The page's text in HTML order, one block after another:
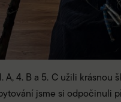
A, 4. B a 5. C užili
jsme si odpočinuli